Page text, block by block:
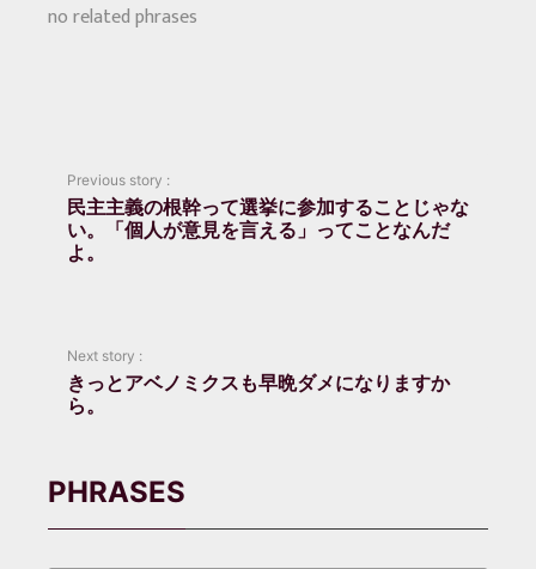
no related phrases
Previous story :
民主主義の根幹って選挙に参加することじゃな
い。「個人が意見を言える」ってことなんだ
よ。
Next story :
きっとアベノミクスも早晩ダメになりますか
ら。
PHRASES